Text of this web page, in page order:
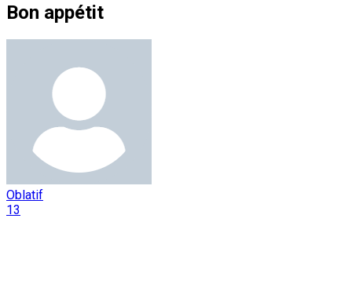
Bon appétit
Oblatif
13